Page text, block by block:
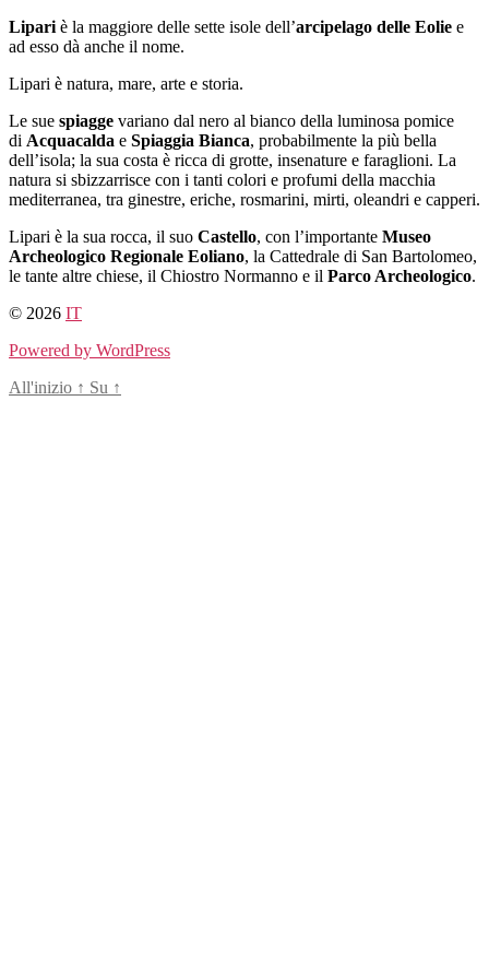
Salta
al
Lipari è la maggiore delle sette isole dell’arcipelago delle Eolie e
ad esso dà anche il nome.
Lipari è natura, mare, arte e storia.
Le sue spiagge variano dal nero al bianco della luminosa pomice
di Acquacalda e Spiaggia Bianca, probabilmente la più bella
dell’isola; la sua costa è ricca di grotte, insenature e faraglioni. La
natura si sbizzarrisce con i tanti colori e profumi della macchia
mediterranea, tra ginestre, eriche, rosmarini, mirti, oleandri e capperi.
Lipari è la sua rocca, il suo Castello, con l’importante Museo
Archeologico Regionale Eoliano, la Cattedrale di San Bartolomeo,
le tante altre chiese, il Chiostro Normanno e il Parco Archeologico.
© 2026 IT
Powered by WordPress
All'inizio ↑ Su ↑